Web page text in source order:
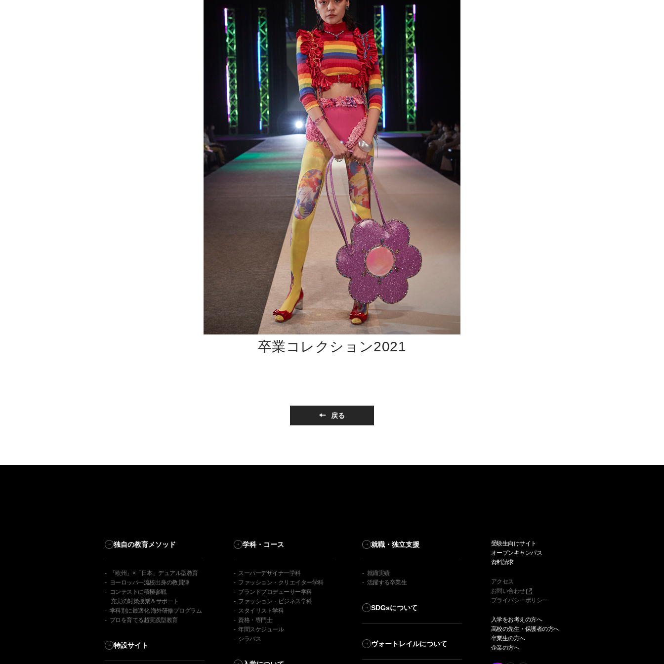
卒業コレクション2021
戻る
独自の教育メソッド
「欧州」×「日本」デュアル型教育
ヨーロッパ一流校出身の教員陣
コンテストに積極参戦
充実の対策授業＆サポート
学科別に最適化 海外研修プログラム
プロを育てる超実践型教育
特設サイト
学科・コース
スーパーデザイナー学科
ファッション・クリエイター学科
ブランドプロデューサー学科
ファッション・ビジネス学科
スタイリスト学科
資格・専門士
年間スケジュール
シラバス
就職・独立支援
就職実績
活躍する卒業生
SDGsについて
ヴォートレイルについて
受験生向けサイト
オープンキャンパス
資料請求
アクセス
お問い合わせ
プライバシーポリシー
入学をお考えの方へ
高校の先生・保護者の方へ
卒業生の方へ
企業の方へ